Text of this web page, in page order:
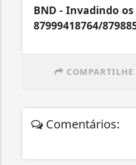
BND - Invadindo
87999418764/
COMPARTILHE
Comentários: